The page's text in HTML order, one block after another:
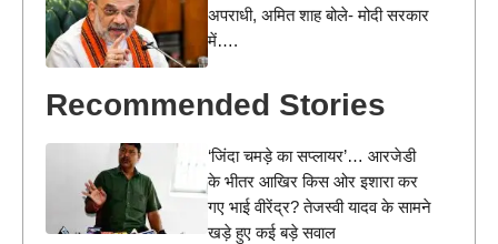
अपराधी, अमित शाह बोले- मोदी सरकार
में….
Recommended Stories
‘जिंदा चमड़े का सप्लायर’… आरजेडी
के भीतर आखिर किस ओर इशारा कर
गए भाई वीरेंद्र? तेजस्वी यादव के सामने
खड़े हुए कई बड़े सवाल